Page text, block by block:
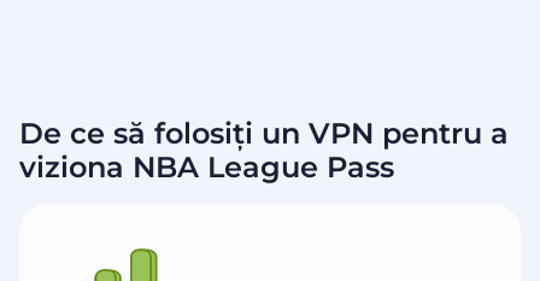
De ce să folosiți un VPN pentru a
viziona NBA League Pass